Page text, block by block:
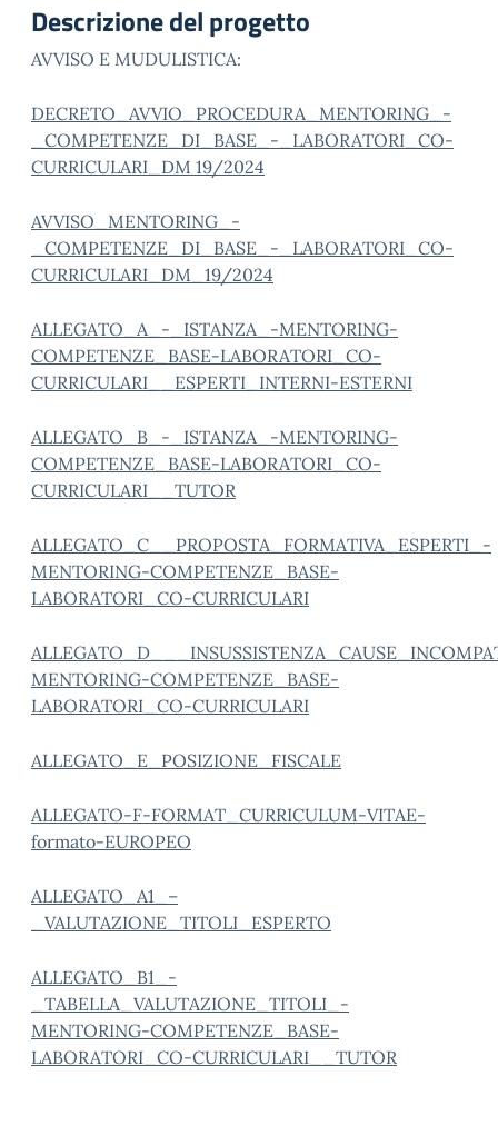
Descrizione del progetto
AVVISO E MUDULISTICA:
DECRETO_AVVIO_PROCEDURA_MENTORING_-
_COMPETENZE_DI_BASE_-_LABORATORI_CO-
CURRICULARI_DM 19/2024
AVVISO_MENTORING_-
_COMPETENZE_DI_BASE_-_LABORATORI_CO-
CURRICULARI_DM_19/2024
ALLEGATO_A_-_ISTANZA_-MENTORING-
COMPETENZE_BASE-LABORATORI_CO-
CURRICULARI__ESPERTI_INTERNI-ESTERNI
ALLEGATO_B_-_ISTANZA_-MENTORING-
COMPETENZE_BASE-LABORATORI_CO-
CURRICULARI__TUTOR
ALLEGATO_C__PROPOSTA_FORMATIVA_ESPERTI_-
MENTORING-COMPETENZE_BASE-
LABORATORI_CO-CURRICULARI
MENTORING-COMPETENZE_BASE-
LABORATORI_CO-CURRICULARI
ALLEGATO_E_POSIZIONE_FISCALE
ALLEGATO-F-FORMAT_CURRICULUM-VITAE-
formato-EUROPEO
ALLEGATO_A1_–
_VALUTAZIONE_TITOLI_ESPERTO
ALLEGATO_B1_-
_TABELLA_VALUTAZIONE_TITOLI_-
MENTORING-COMPETENZE_BASE-
LABORATORI_CO-CURRICULARI__TUTOR